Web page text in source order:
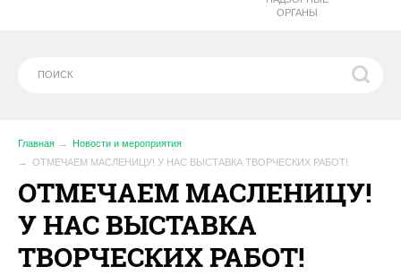
ОРГАНЫ
Главная
Новости и мероприятия
ОТМЕЧАЕМ МАСЛЕНИЦУ! У НАС ВЫСТАВКА ТВОРЧЕСКИХ РАБОТ!
ОТМЕЧАЕМ МАСЛЕНИЦУ!
У НАС ВЫСТАВКА
ТВОРЧЕСКИХ РАБОТ!